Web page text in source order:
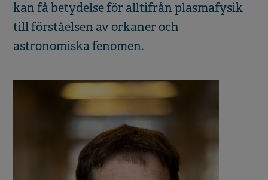
kan få betydelse för alltifrån plasmafysik
till förståelsen av orkaner och
astronomiska fenomen.